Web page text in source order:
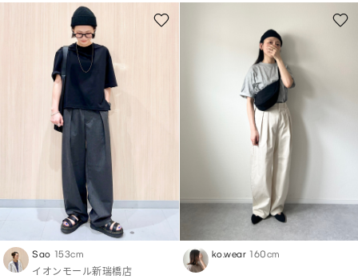
Sao 153cm
イオンモール新瑞橋店
ko.wear 160cm